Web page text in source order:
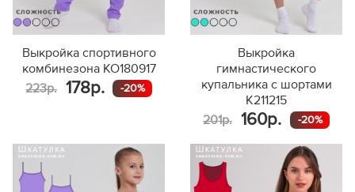
Выкройка спортивного
комбинезона KO180917
223р.
178р. -20%
Выкройка
гимнастического
купальника с шортами
K211215
201р.
160р. -20%